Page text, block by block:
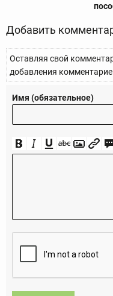
Добавить
Оставляя свой
добавления
Имя (обязательное)